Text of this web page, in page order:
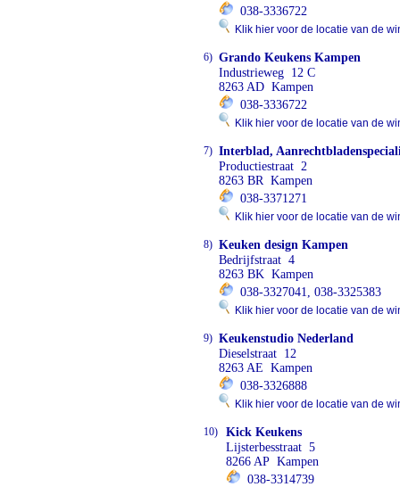
038-3336722
Klik hier voor de locatie van de
6) Grando Keukens Kampen
Industrieweg 12 C
8263 AD Kampen
038-3336722
Klik hier voor de locatie van de
7) Interblad,
Productiestraat 2
8263 BR Kampen
038-3371271
Klik hier voor de locatie van de
8) Keuken design Kampen
Bedrijfstraat 4
8263 BK Kampen
038-3327041, 038-3325383
Klik hier voor de locatie van de
9) Keukenstudio Nederland
Dieselstraat 12
8263 AE Kampen
038-3326888
Klik hier voor de locatie van de
10)
Kick Keukens
Lijsterbesstraat 5
8266 AP Kampen
038-3314739